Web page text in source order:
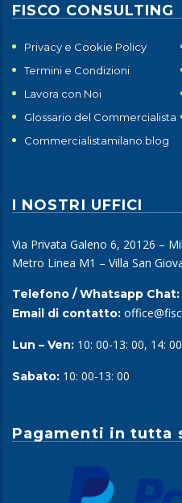
FISCO CONSULTING
Privacy e Cookie Policy
Termini e Condizioni
Lavora con Noi
Glossario del Commercialista
Commercialistamilano.blog
I NOSTRI UFFICI
Via Privata Galeno 6, 20126 –
Metro Linea M1 – Villa San
Telefono / Whatsapp Chat:
Email di contatto:
Lun – Ven: 10: 00-13: 00, 14:
Sabato: 10: 00-13: 00
Pagamenti in tutta